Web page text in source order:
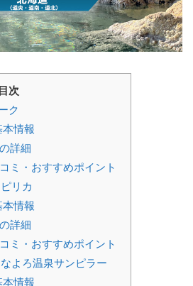
目次
ク
情報
詳細
ミ・おすすめポイント
リカ
情報
詳細
ミ・おすすめポイント
よろ温泉サンピラー
情報